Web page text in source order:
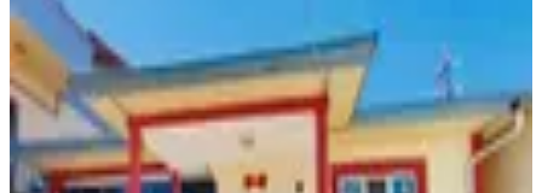
2023 Sonrası Çelik Müstakilev
Dulkadiroğlu, Eyüp Sultan Mahallesi
2+1·135 m²·01.08.2026
4.250.000 ₺